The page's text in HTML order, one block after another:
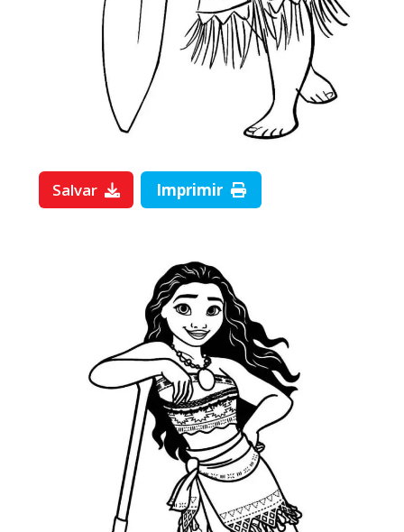
Salvar Imprimir